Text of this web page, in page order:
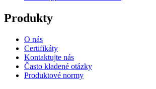
Produkty
O nás
Certifikáty
Kontaktujte nás
Často kladené otázky
Produktové normy